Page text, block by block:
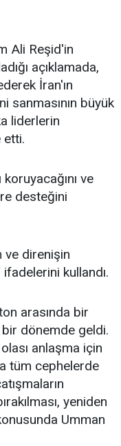
Ali Reşid'in
açıklamada,
İran'ın
büyük
liderlerin
etti.
koruyacağını ve
desteğini
ve direnişin
ifadelerini kullandı.
arasında bir
bir dönemde geldi.
anlaşma için
tüm cephelerde
yeniden
Umman